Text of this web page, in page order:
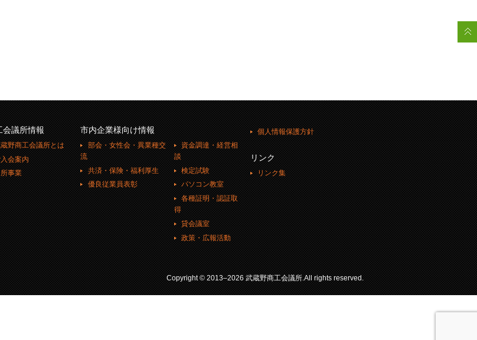
会議所情報
野商工会議所とは
会案内
事業
市内企業様向け情報
部会・女性会・異業種交
流
共済・保険・福利厚生
優良従業員表彰
資金調達・経営相
談
検定試験
パソコン教室
各種証明・認証取
得
貸会議室
政策・広報活動
個人情報保護方針
リンク
リンク集
Copyright © 2013–2026 武蔵野商工会議所.All rights reserved.